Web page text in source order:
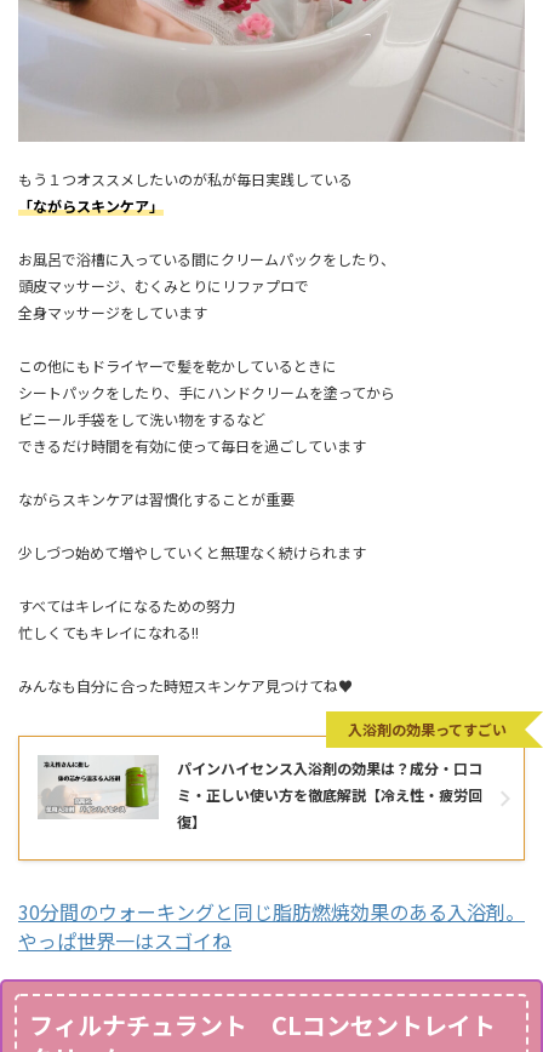
もう１つオススメしたいのが私が毎日実践している
「ながらスキンケア」
お風呂で浴槽に入っている間にクリームパックをしたり、
頭皮マッサージ、むくみとりにリファプロで
全身マッサージをしています
この他にもドライヤーで髪を乾かしているときに
シートパックをしたり、手にハンドクリームを塗ってから
ビニール手袋をして洗い物をするなど
できるだけ時間を有効に使って毎日を過ごしています
ながらスキンケアは習慣化することが重要
少しづつ始めて増やしていくと無理なく続けられます
すべてはキレイになるための努力
忙しくてもキレイになれる!!
みんなも自分に合った時短スキンケア見つけてね♥
パインハイセンス入浴剤の効果は？成分・口コ
ミ・正しい使い方を徹底解説【冷え性・疲労回
復】
入浴剤の効果ってすごい
30分間のウォーキングと同じ脂肪燃焼効果のある入浴剤。
やっぱ世界一はスゴイね
フィルナチュラント CLコンセントレイト